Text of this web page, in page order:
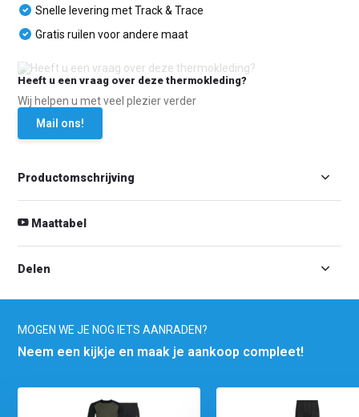
Snelle levering met Track & Trace
Gratis ruilen voor andere maat
Heeft u een vraag over deze thermokleding?
Wij helpen u met veel plezier verder
Mail ons!
Productomschrijving
Maattabel
Delen
MOGEN WE JE NOG IETS AANRADEN?
Neem een kijkje en maak je aankoop compleet!